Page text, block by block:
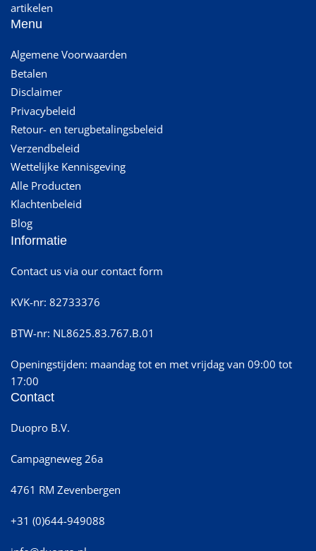
artikelen
Menu
Algemene Voorwaarden
Betalen
Disclaimer
Privacybeleid
Retour- en terugbetalingsbeleid
Verzendbeleid
Wettelijke Kennisgeving
Alle Producten
Klachtenbeleid
Blog
Informatie
Contact us via our contact form
KVK-nr: 82733376
BTW-nr: NL8625.83.767.B.01
Openingstijden: maandag tot en met vrijdag van 09:00 tot
17:00
Contact
Duopro B.V.
Campagneweg 26a
4761 RM Zevenbergen
+31 (0)644-949088